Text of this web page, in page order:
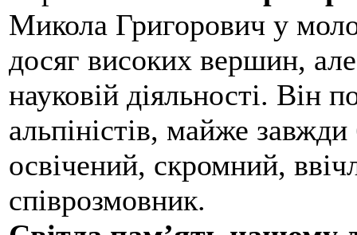
Микола Григорович у
досяг високих вершин,
науковій діяльності. Він
альпіністів, майже
освічений, скромний,
співрозмовник.